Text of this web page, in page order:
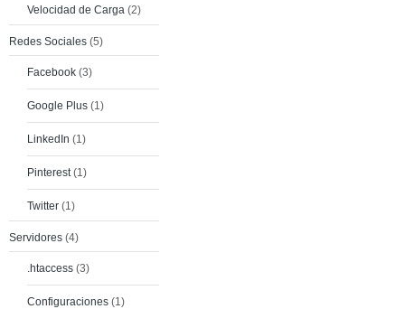
Velocidad de Carga (2)
Redes Sociales (5)
Facebook (3)
Google Plus (1)
LinkedIn (1)
Pinterest(1)
Twitter (1)
Servidores (4)
.htaccess (3)
Configuraciones (1)